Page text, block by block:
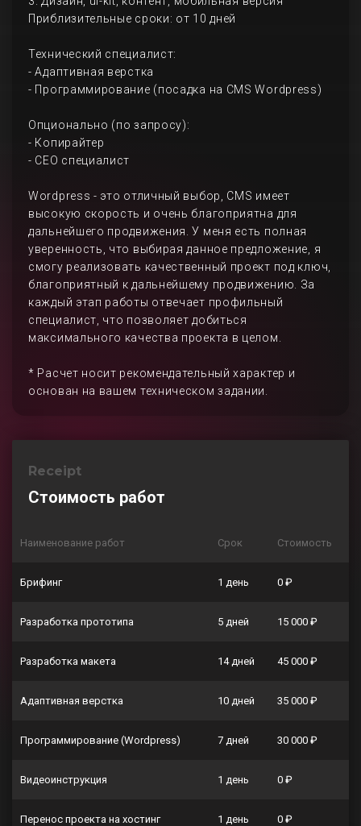
Приблизительные сроки: от 10 дней
Технический специалист:
- Адаптивная верстка
- Программирование (посадка на CMS Wordpress)
Опционально (по запросу):
- Копирайтер
- СЕО специалист
Wordpress - это отличный выбор, CMS имеет
высокую скорость и очень благоприятна для
дальнейшего продвижения. У меня есть полная
уверенность, что выбирая данное предложение, я
смогу реализовать качественный проект под ключ,
благоприятный к дальнейшему продвижению. За
каждый этап работы отвечает профильный
специалист, что позволяет добиться
максимального качества проекта в целом.
* Расчет носит рекомендательный характер и
основан на вашем техническом задании.
Receipt
Стоимость работ
Наименование работ Срок Стоимость
Брифинг 1 день 0 ₽
Разработка прототипа 5 дней 15 000 ₽
Разработка макета 14 дней 45 000 ₽
Адаптивная верстка 10 дней 35 000 ₽
Программирование (Wordpress) 7 дней 30 000 ₽
Видеоинструкция 1 день 0 ₽
Перенос проекта на хостинг 1 день 0 ₽